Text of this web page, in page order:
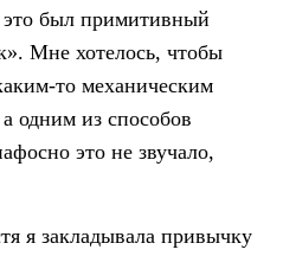
это был примитивный
Мне хотелось, чтобы
то механическим
одним из способов
это не звучало,
я закладывала привычку